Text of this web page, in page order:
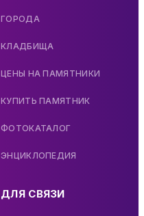
ГОРОДА
КЛАДБИЩА
ЦЕНЫ НА ПАМЯТНИКИ
КУПИТЬ ПАМЯТНИК
ФОТОКАТАЛОГ
ЭНЦИКЛОПЕДИЯ
ДЛЯ СВЯЗИ